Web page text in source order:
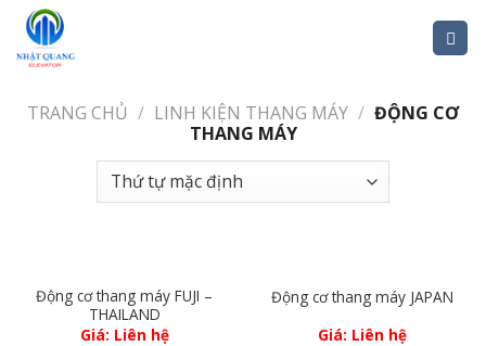
Skip
content
TRANG CHỦ / LINH KIỆN THANG MÁY / ĐỘNG CƠ
THANG MÁY
Động cơ thang máy FUJI –
THAILAND
Giá: Liên hệ
Động cơ thang máy JAPAN
Giá: Liên hệ